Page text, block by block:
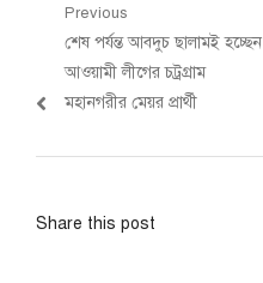
Post
navigation
Previous
Previous
post:
শেষ পর্যন্ত আবদুচ ছালামই হচ্ছেন
আওয়ামী লীগের চট্রগ্রাম
মহানগরীর মেয়র প্রার্থী
Share this post